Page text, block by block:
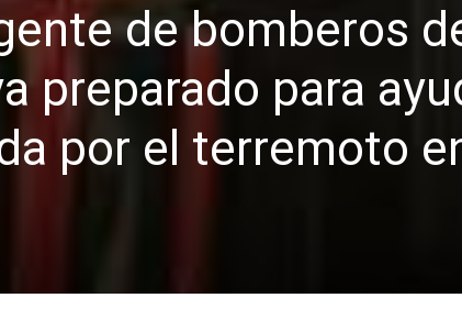
de bomberos
preparado para
por el terremoto